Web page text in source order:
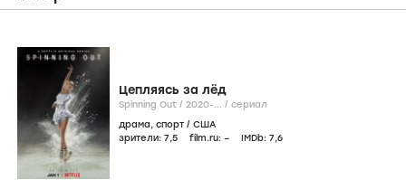
Цепляясь за лёд
Spinning Out / 2020-... / сериал
драма, спорт / США
зрители: 7,5 film.ru: – IMDb: 7,6